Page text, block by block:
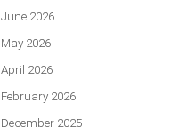
June 2026
May 2026
April 2026
February 2026
December 2025